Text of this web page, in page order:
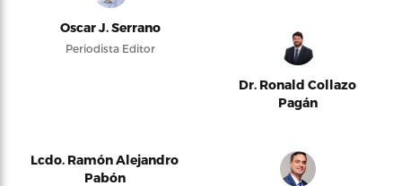
Oscar J. Serrano
Periodista Editor
Dr. Ronald Collazo
Pagán
Lcdo. Ramón Alejandro
Pabón